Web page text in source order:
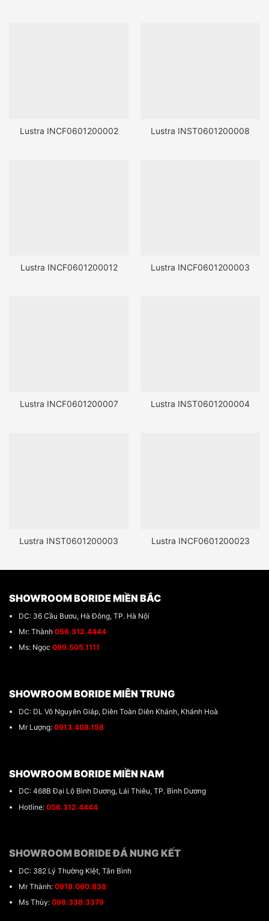
Lustra INCF0601200002 Lustra INST0601200008
Lustra INCF0601200012 Lustra INCF0601200003
Lustra INCF0601200007 Lustra INST0601200004
Lustra INST0601200003 Lustra INCF0601200023
SHOWROOM BORIDE MIỀN BẮC
DC: 36 Cầu Bươu, Hà Đông, TP. Hà Nội
Mr: Thành 056.312.4444
Ms: Ngọc 099.505.1111
SHOWROOM BORIDE MIÊN TRUNG
DC: DL Võ Nguyên Giáp, Diên Toàn Diên Khánh, Khánh Hoà
Mr Lượng: 0913.408.158
SHOWROOM BORIDE MIỀN NAM
DC: 468B Đại Lộ Bình Dương, Lái Thiêu, TP. Bình Dương
Hotline: 056.312.4444
SHOWROOM BORIDE ĐÁ NUNG KẾT
DC: 382 Lý Thường KIệt, Tân Bình
Mr Thành: 0918.060.838
Ms Thùy: 098.338.3379